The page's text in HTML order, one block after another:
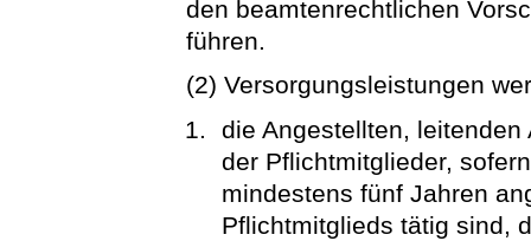
den beamtenrechtlichen
führen.
(2) Versorgungsleistungen
die Angestellten,
der Pflichtmitglieder,
mindestens fünf Jahren
Pflichtmitglieds tätig sind,